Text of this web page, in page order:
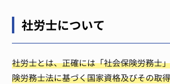
社労士について
社労士とは、正確には「社会保険労務士
険労務士法に基づく国家資格及びその取